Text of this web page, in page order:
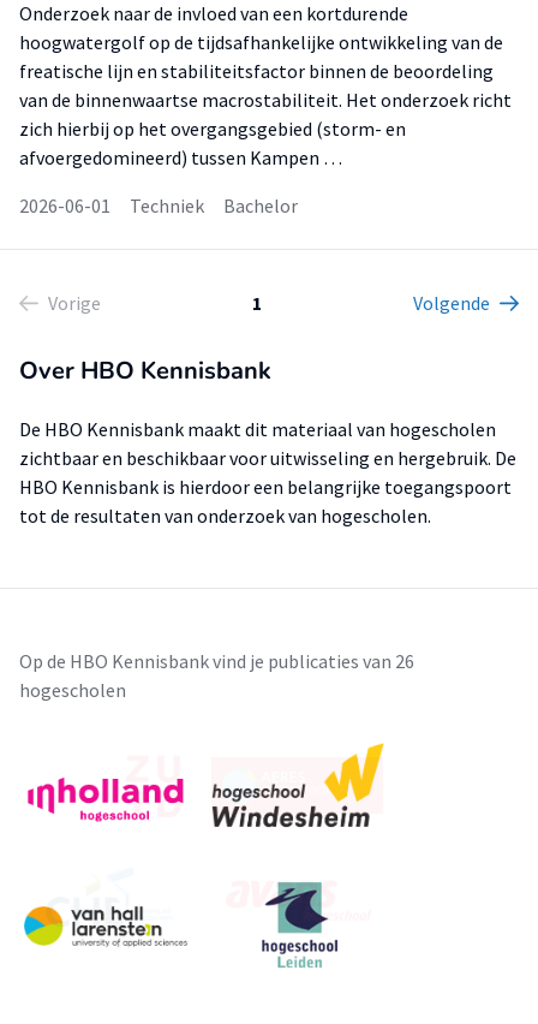
Onderzoek naar de invloed van een kortdurende
hoogwatergolf op de tijdsafhankelijke ontwikkeling van de
freatische lijn en stabiliteitsfactor binnen de beoordeling
van de binnenwaartse macrostabiliteit. Het onderzoek richt
zich hierbij op het overgangsgebied (storm- en
afvoergedomineerd) tussen Kampen …
2026-06-01
Techniek Bachelor
Vorige 1 Volgende
Over HBO Kennisbank
De HBO Kennisbank maakt dit materiaal van hogescholen
zichtbaar en beschikbaar voor uitwisseling en hergebruik. De
HBO Kennisbank is hierdoor een belangrijke toegangspoort
tot de resultaten van onderzoek van hogescholen.
Op de HBO Kennisbank vind je publicaties van 26
hogescholen